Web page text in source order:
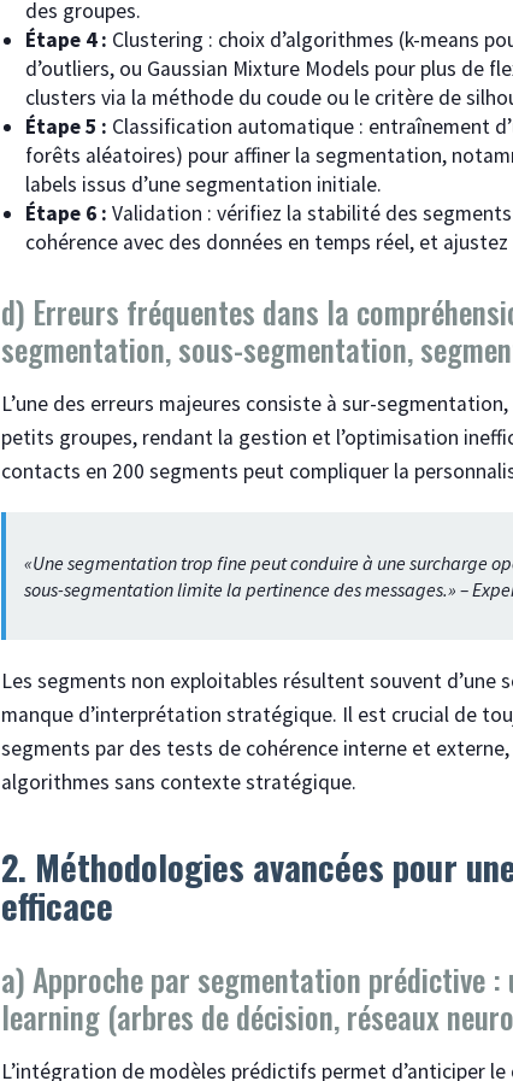
des groupes.
Étape 4 : Clustering : choix d’algorithmes (k-means
d’outliers, ou Gaussian Mixture Models pour plus de
clusters via la méthode du coude ou le critère de
Étape 5 : Classification automatique : entraînement
forêts aléatoires) pour affiner la segmentation,
labels issus d’une segmentation initiale.
Étape 6 : Validation : vérifiez la stabilité des
cohérence avec des données en temps réel, et
d) Erreurs fréquentes dans la
segmentation, sous-segmentation,
L’une des erreurs majeures consiste à sur-
petits groupes, rendant la gestion et l’optimisation
contacts en 200 segments peut compliquer la
«Une segmentation trop fine peut conduire à une surcharge
sous-segmentation limite la pertinence des messages.» –
Les segments non exploitables résultent souvent d’une
manque d’interprétation stratégique. Il est crucial de
segments par des tests de cohérence interne et
algorithmes sans contexte stratégique.
2. Méthodologies avancées pour
efficace
a) Approche par segmentation prédictive
learning (arbres de décision, réseaux
L’intégration de modèles prédictifs permet d’anticiper